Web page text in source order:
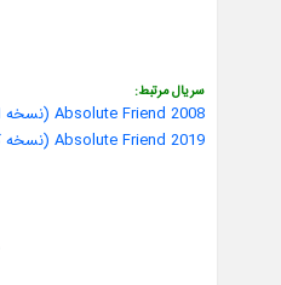
سریال مرتبط:
Absolute Friend 2008 (نسخه اورجینال ژاپنی)
Absolute Friend 2019 (نسخه کره ای و بازسازی شده)